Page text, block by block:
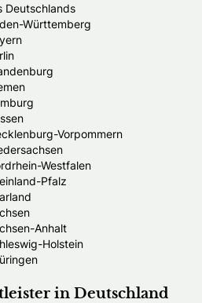
Deutschlands
Württemberg
Vorpommern
Westfalen
Pfalz
Anhalt
Holstein
in Deutschland